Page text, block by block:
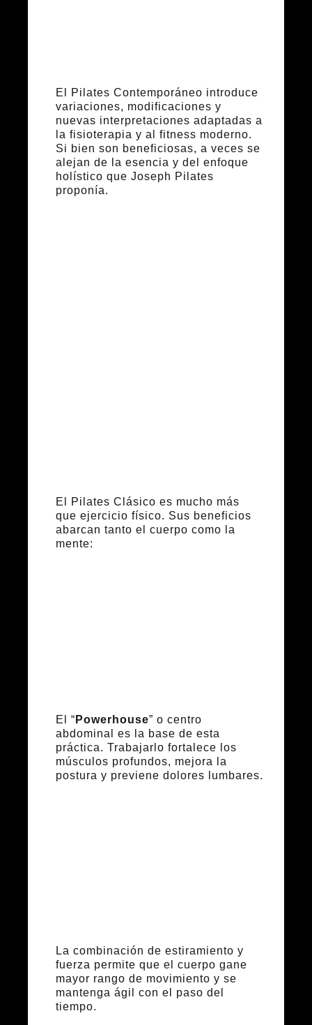
El Pilates Contemporáneo introduce
variaciones, modificaciones y
nuevas interpretaciones adaptadas a
la fisioterapia y al fitness moderno.
Si bien son beneficiosas, a veces se
alejan de la esencia y del enfoque
holístico que Joseph Pilates
proponía.
El Pilates Clásico es mucho más
que ejercicio físico. Sus beneficios
abarcan tanto el cuerpo como la
mente:
El “ Powerhouse” o centro
abdominal es la base de esta
práctica. Trabajarlo fortalece los
músculos profundos, mejora la
postura y previene dolores lumbares.
La combinación de estiramiento y
fuerza permite que el cuerpo gane
mayor rango de movimiento y se
mantenga ágil con el paso del
tiempo.